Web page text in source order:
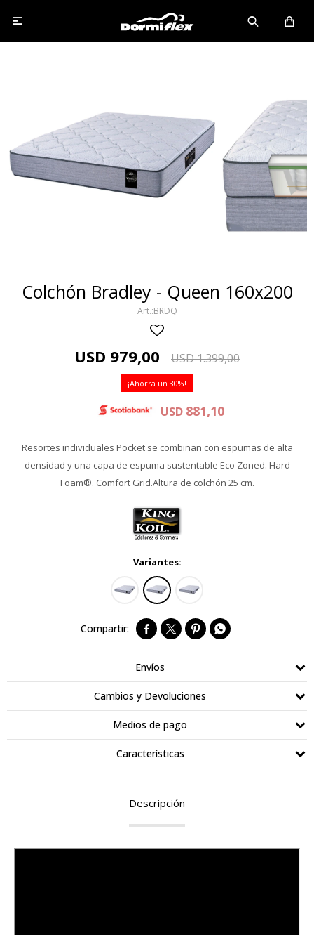

Colchón Bradley - Queen 160x200
BRDQ
USD 979,00 USD1.399,00
30
USD 881,10
Resortes individuales Pocket se combinan con espumas de alta
densidad y una capa de espuma sustentable Eco Zoned. Hard
Foam®. Comfort Grid.Altura de colchón 25 cm.
Variantes:
   
Envíos
Cambios y Devoluciones
Medios de pago
Características
Descripción